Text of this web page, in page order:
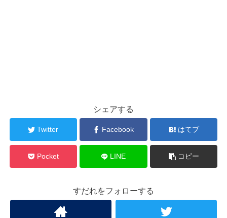
シェアする
Twitter Facebook はてブ
Pocket LINE コピー
すだれをフォローする